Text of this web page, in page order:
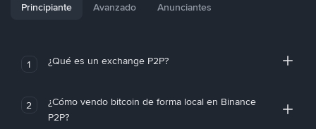
Principiante Avanzado Anunciantes
1 ¿Qué es un exchange P2P?
2
¿Cómo vendo bitcoin de forma local en Binance
P2P?